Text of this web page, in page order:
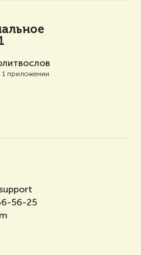
1 приложении
56-25